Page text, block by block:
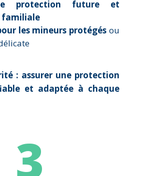
protection future et
les mineurs protégés ou
: assurer une protection
et adaptée à chaque
3